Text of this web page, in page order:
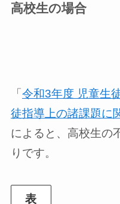
高校生の場合
「令和3年度 児童生
徒指導上の諸課題に
によると、高校生の
りです。
表